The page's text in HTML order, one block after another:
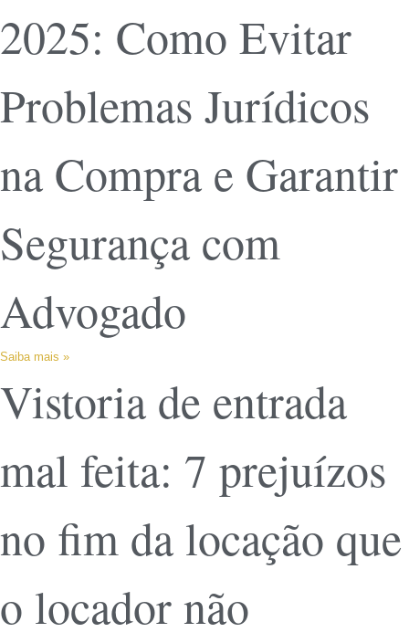
2025: Como Evitar
Problemas Jurídicos
na Compra e Garantir
Segurança com
Advogado
Saiba mais »
Vistoria de entrada
mal feita: 7 prejuízos
no fim da locação que
o locador não